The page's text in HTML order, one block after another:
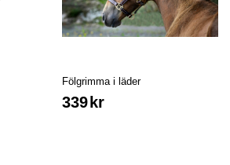
Fölgrimma i läder
339 kr